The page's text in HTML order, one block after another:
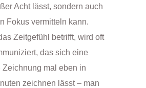
Acht lässt, sondern auch
Fokus vermitteln kann.
Zeitgefühl betrifft, wird oft
das sich eine
Zeichnung mal eben in
zeichnen lässt – man